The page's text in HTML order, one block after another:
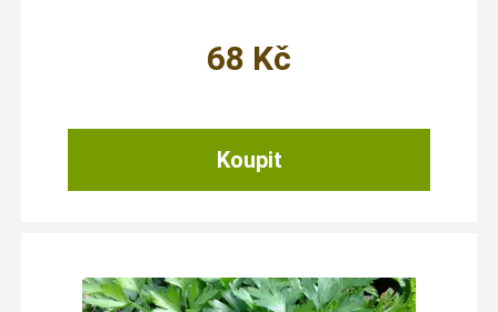
68 Kč